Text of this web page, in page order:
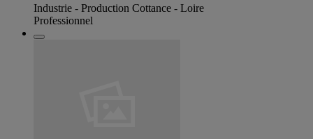
Industrie - Production Cottance - Loire
Professionnel